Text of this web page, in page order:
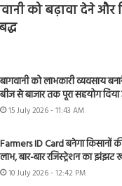
को बढ़ावा देने
बागवानी को लाभकारी व्यवसाय
बीज से बाजार तक पूरा सहयोग दिया
15 July 2026 - 11:43 AM
Farmers ID Card बनेगा किसानों
लाभ, बार-बार रजिस्ट्रेशन का
10 July 2026 - 12:42 PM